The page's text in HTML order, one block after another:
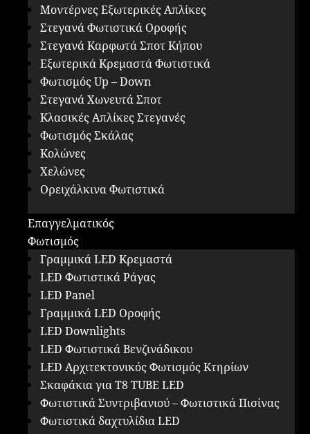
Μοντέρνες Εξωτερικές Απλίκες
Στεγανά Φωτιστικά Οροφής
Στεγανά Καρφωτά Σποτ Κήπου
Εξωτερικά Κρεμαστά Φωτιστικά
Φωτισμός Up – Down
Στεγανά Χωνευτά Σποτ
Κλασικές Απλίκες Στεγανές
Φωτισμός Σκάλας
Κολώνες
Χελώνες
Ορειχάλκινα Φωτιστικά
Επαγγελματικός
Φωτισμός
Γραμμικά LED Κρεμαστά
LED Φωτιστικά Ράγας
LED Panel
Γραμμικά LED Οροφής
LED Downlights
LED Φωτιστικά Βενζινάδικου
LED Αρχιτεκτονικός Φωτισμός Κτηρίων
Σκαφάκια για Τ8 ΤUBE LED
Φωτιστικά Συντριβανιού – Φωτιστικά Πισίνας
Φωτιστικά δαχτυλίδια LED